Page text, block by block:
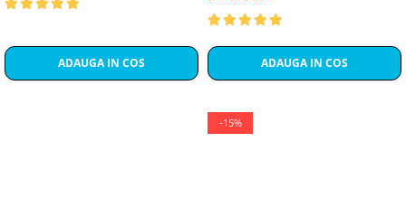
ADAUGA IN COS ADAUGA IN COS
-15%